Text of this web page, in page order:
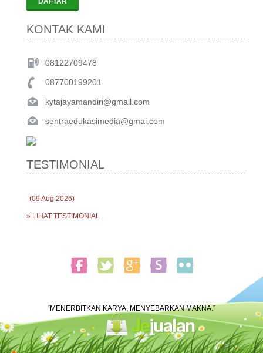
KONTAK KAMI
08122709478
087700199201
kytajayamandiri@gmail.com
sentraedukasimedia@gmai.com
TESTIMONIAL
(09 Aug 2026)
» LIHAT TESTIMONIAL
“MENERBITKAN KARYA, MENYEBARKAN MAKNA.”